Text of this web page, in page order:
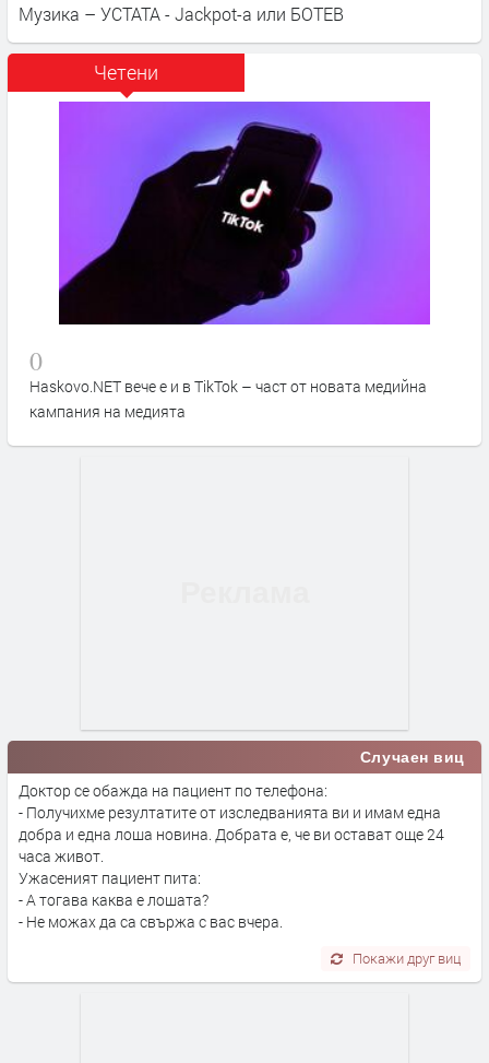
Музика – УСТАТА - Jackpot-a или БОТЕВ
Четени
0
Haskovo.NET вече е и в TikTok – част от новата медийна
кампания на медията
Случаен виц
Доктор се обажда на пациент по телефона:
- Получихме резултатите от изследванията ви и имам една
добра и една лоша новина. Добрата е, че ви остават още 24
часа живот.
Ужасеният пациент пита:
- А тогава каква е лошата?
- Не можах да са свържа с вас вчера.
Покажи друг виц